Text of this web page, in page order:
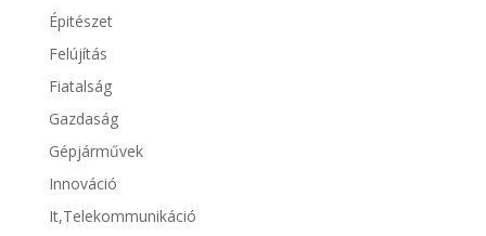
Épitészet
Felújítás
Fiatalság
Gazdaság
Gépjárművek
Innováció
It,Telekommunikáció